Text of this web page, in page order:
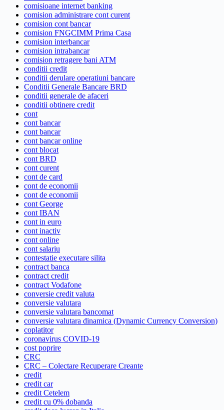
comisioane internet banking
comision administrare cont curent
comision cont bancar
comision FNGCIMM Prima Casa
comision interbancar
comision intrabancar
comision retragere bani ATM
conditii credit
conditii derulare operatiuni bancare
Conditii Generale Bancare BRD
conditii generale de afaceri
conditii obtinere credit
cont
cont bancar
cont bancar
cont bancar online
cont blocat
cont BRD
cont curent
cont de card
cont de economii
cont de economii
cont George
cont IBAN
cont in euro
cont inactiv
cont online
cont salariu
contestatie executare silita
contract banca
contract credit
contract Vodafone
conversie credit valuta
conversie valutara
conversie valutara bancomat
conversie valutara dinamica (Dynamic Currency Conversion)
coplatitor
coronavirus COVID-19
cost poprire
CRC
CRC – Colectare Recuperare Creante
credit
credit car
credit Cetelem
credit cu 0% dobanda